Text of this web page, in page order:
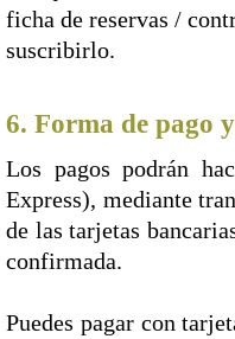
ficha de reservas /
suscribirlo.
6. Forma de pago
Los pagos podrán
Express), mediante
de las tarjetas
confirmada.
Puedes pagar con